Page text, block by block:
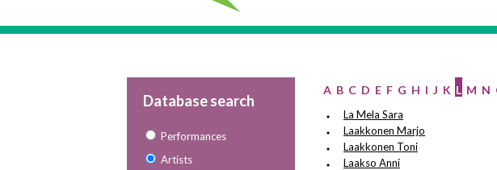
Database search
Performances
Artists
A B C D E F G H I J K L M N
La Mela Sara
Laakkonen Marjo
Laakkonen Toni
Laakso Anni